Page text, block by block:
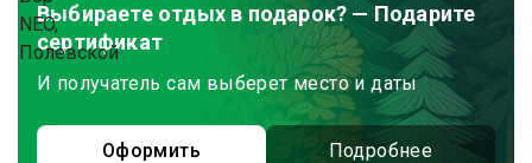
Выбираете отдых в подарок? — Подарите
сертификат
И получатель сам выберет место и даты
Оформить Подробнее